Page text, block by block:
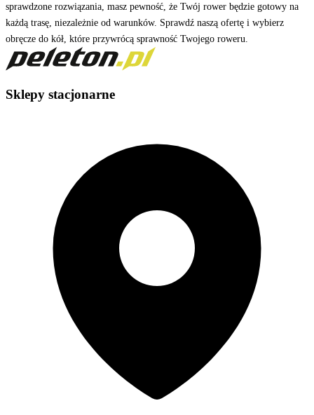
sprawdzone rozwiązania, masz pewność, że Twój rower będzie gotowy na
każdą trasę, niezależnie od warunków. Sprawdź naszą ofertę i wybierz
obręcze do kół, które przywrócą sprawność Twojego roweru.
Sklepy stacjonarne